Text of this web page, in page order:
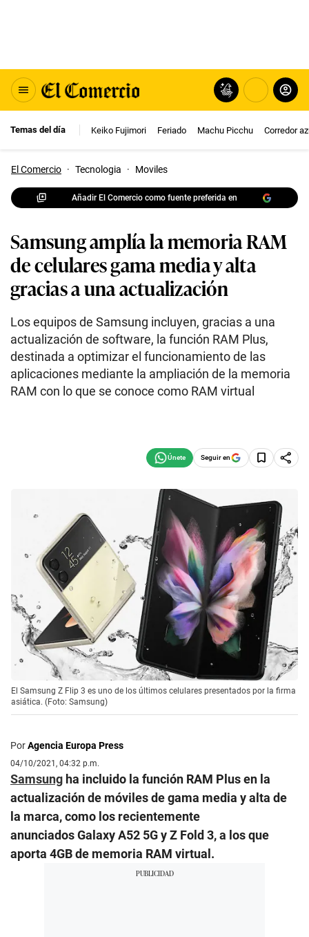
Temas del día Keiko Fujimori Feriado Machu Picchu Corredor
El Comercio · Tecnologia · Moviles
Añadir El Comercio como fuente preferida en
Samsung amplía la memoria RAM
de celulares gama media y alta
gracias a una actualización
Los equipos de Samsung incluyen, gracias a una
actualización de software, la función RAM Plus,
destinada a optimizar el funcionamiento de las
aplicaciones mediante la ampliación de la memoria
RAM con lo que se conoce como RAM virtual
Seguir en
El Samsung Z Flip 3 es uno de los últimos celulares presentados por la firma
asiática. (Foto: Samsung)
PorAgencia Europa Press
04/10/2021, 04:32 p.m.
Samsung ha incluido la función RAM Plus en la
actualización de móviles de gama media y alta de
la marca, como los recientemente
anunciados Galaxy A52 5G y Z Fold 3, a los que
aporta 4GB de memoria RAM virtual.